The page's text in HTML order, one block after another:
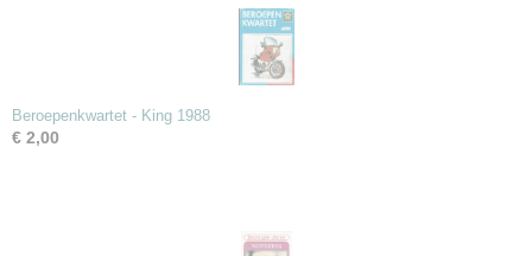
Beroepenkwartet - King 1988
€ 2,00